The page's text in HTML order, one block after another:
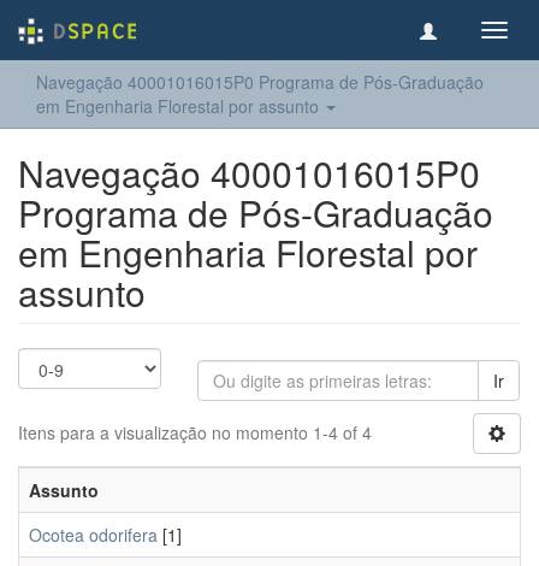
Navegação 40001016015P0 Programa de Pós-Graduação
em Engenharia Florestal por assunto
Navegação 40001016015P0
Programa de Pós-Graduação
em Engenharia Florestal por
assunto
Ir
Itens para a visualização no momento 1-4 of 4
Assunto
Ocotea odorifera [1]